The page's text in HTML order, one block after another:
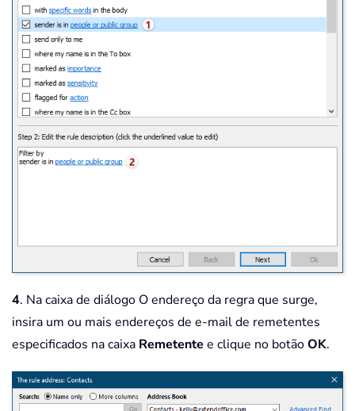
4. Na caixa de diálogo O endereço da regra que surge,
insira um ou mais endereços de e-mail de remetentes
especificados na caixa Remetente e clique no botãoOK.